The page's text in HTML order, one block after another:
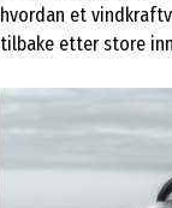
hvordan et
tilbake etter store